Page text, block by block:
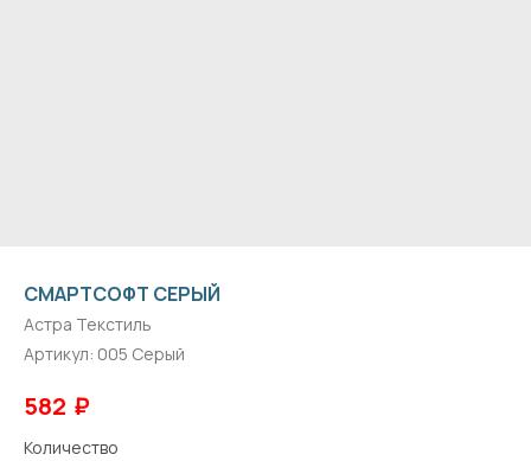
СМАРТСОФТ СЕРЫЙ
Астра Текстиль
Артикул: 005 Серый
582 ₽
Количество